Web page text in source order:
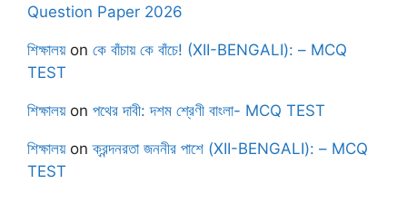
Question Paper 2026
শিক্ষালয়on কে বাঁচায় কে বাঁচে! (XII-BENGALI): – MCQ
TEST
শিক্ষালয়on পথের দাবী: দশম শ্রেণী বাংলা- MCQ TEST
শিক্ষালয়onক্রন্দনরতা জননীর পাশে (XII-BENGALI): – MCQ
TEST